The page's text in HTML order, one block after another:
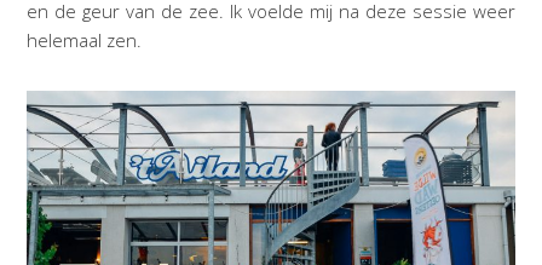
en de geur van de zee. Ik voelde mij na deze sessie weer
helemaal zen.